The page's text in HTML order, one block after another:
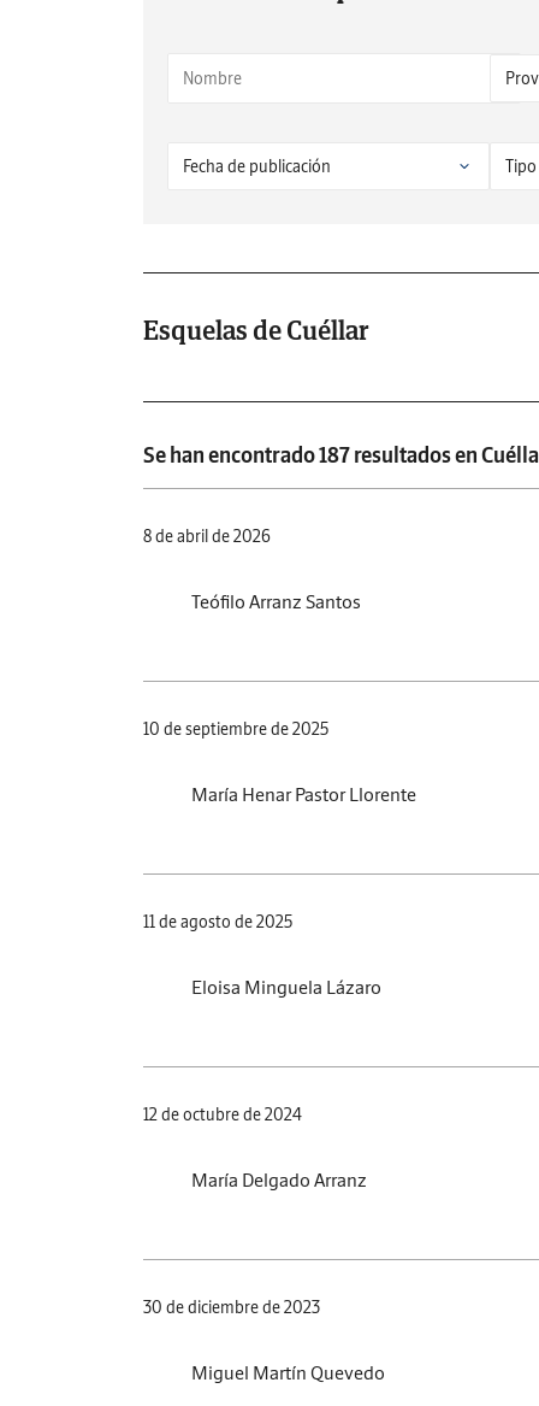
Esquelas de Cuéllar
Se han encontrado 187 resultados en
8 de abril de 2026
Teófilo Arranz Santos
10 de septiembre de 2025
María Henar Pastor Llorente
11 de agosto de 2025
Eloisa Minguela Lázaro
12 de octubre de 2024
María Delgado Arranz
30 de diciembre de 2023
Miguel Martín Quevedo